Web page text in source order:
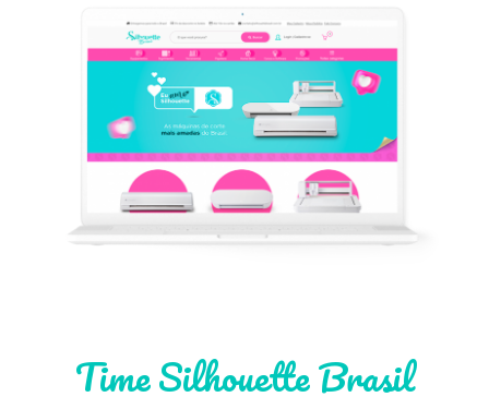
Time Silhouette Brasil
Léia Pastori
Thiara Ney